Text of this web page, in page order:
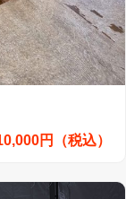
円（税込）